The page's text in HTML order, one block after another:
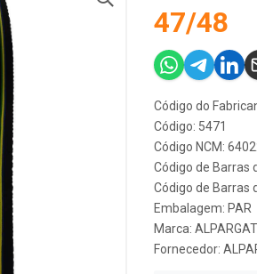
47/48
Código do
Código: 5471
Código NCM:
Código de Barras
Código de Barras
Embalagem: PAR
Marca:
Fornecedor: